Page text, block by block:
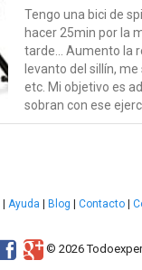
Tengo una bici de
hacer 25min por la
tarde... Aumento la
levanto del sillín,
etc. Mi objetivo es
sobran con ese
Ayuda Blog Contacto
© 2026